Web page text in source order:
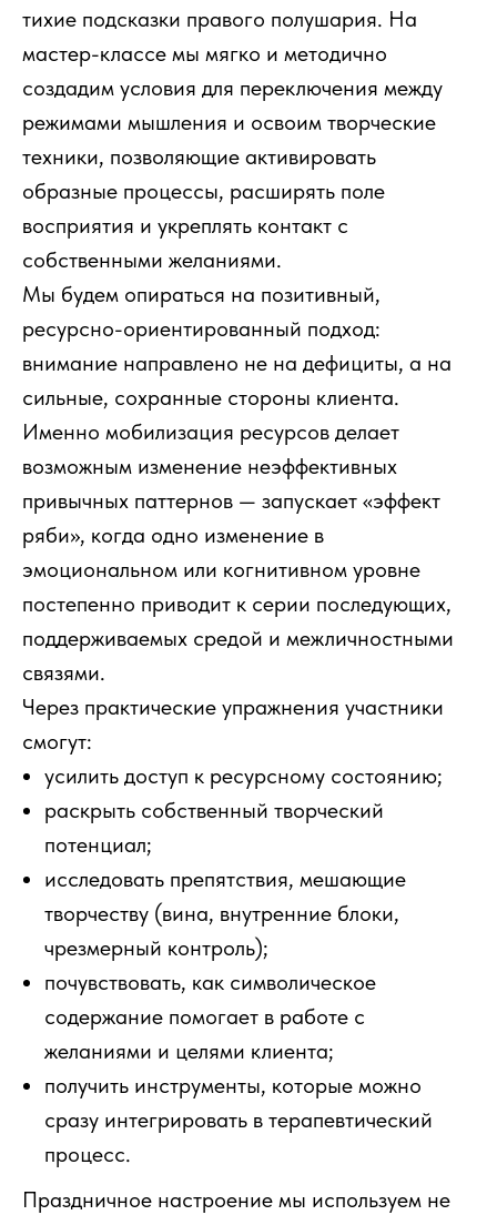
тихие подсказки правого полушария. На
мастер-классе мы мягко и методично
создадим условия для переключения между
режимами мышления и освоим творческие
техники, позволяющие активировать
образные процессы, расширять поле
восприятия и укреплять контакт с
собственными желаниями.
Мы будем опираться на позитивный,
ресурсно-ориентированный подход:
внимание направлено не на дефициты, а на
сильные, сохранные стороны клиента.
Именно мобилизация ресурсов делает
возможным изменение неэффективных
привычных паттернов — запускает «эффект
ряби», когда одно изменение в
эмоциональном или когнитивном уровне
постепенно приводит к серии последующих,
поддерживаемых средой и межличностными
связями.
Через практические упражнения участники
смогут:
усилить доступ к ресурсному состоянию;
раскрыть собственный творческий
потенциал;
исследовать препятствия, мешающие
творчеству (вина, внутренние блоки,
чрезмерный контроль);
почувствовать, как символическое
содержание помогает в работе с
желаниями и целями клиента;
получить инструменты, которые можно
сразу интегрировать в терапевтический
процесс.
Праздничное настроение мы используем не